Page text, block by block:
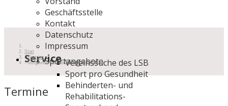
Geschäftsstelle
Kontakt
Datenschutz
Impressum
ServiceSportangebote
Vereinssuche des LSB
Sport pro Gesundheit
Behinderten- und
Rehabilitations-
Start
Termine
Mitgliederversammlung SSB Weimar
Termine